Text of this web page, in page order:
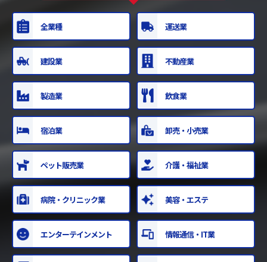
全業種 運送業
建設業 不動産業
製造業 飲食業
宿泊業 卸売・小売業
ペット販売業 介護・福祉業
病院・クリニック業 美容・エステ
エンターテインメント 情報通信・IT業